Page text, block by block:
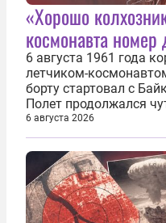
«Хорошо
космонавта номер
6 августа 1961 года
летчиком-
борту стартовал с
Полет продолжался
второй человек в
Советского Союза и
зачастую находится
6 августа 2026